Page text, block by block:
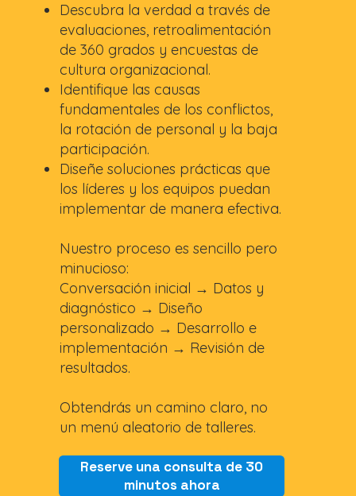
Descubra la verdad a través de
evaluaciones, retroalimentación
de 360 ​​grados y encuestas de
cultura organizacional.
Identifique las causas
fundamentales de los conflictos,
la rotación de personal y la baja
participación.
Diseñe soluciones prácticas que
los líderes y los equipos puedan
implementar de manera efectiva.
Nuestro proceso es sencillo pero
minucioso:
Conversación inicial → Datos y
diagnóstico → Diseño
personalizado → Desarrollo e
implementación → Revisión de
resultados.
Obtendrás un camino claro, no
un menú aleatorio de talleres.
Reserve una consulta de 30
minutos ahora